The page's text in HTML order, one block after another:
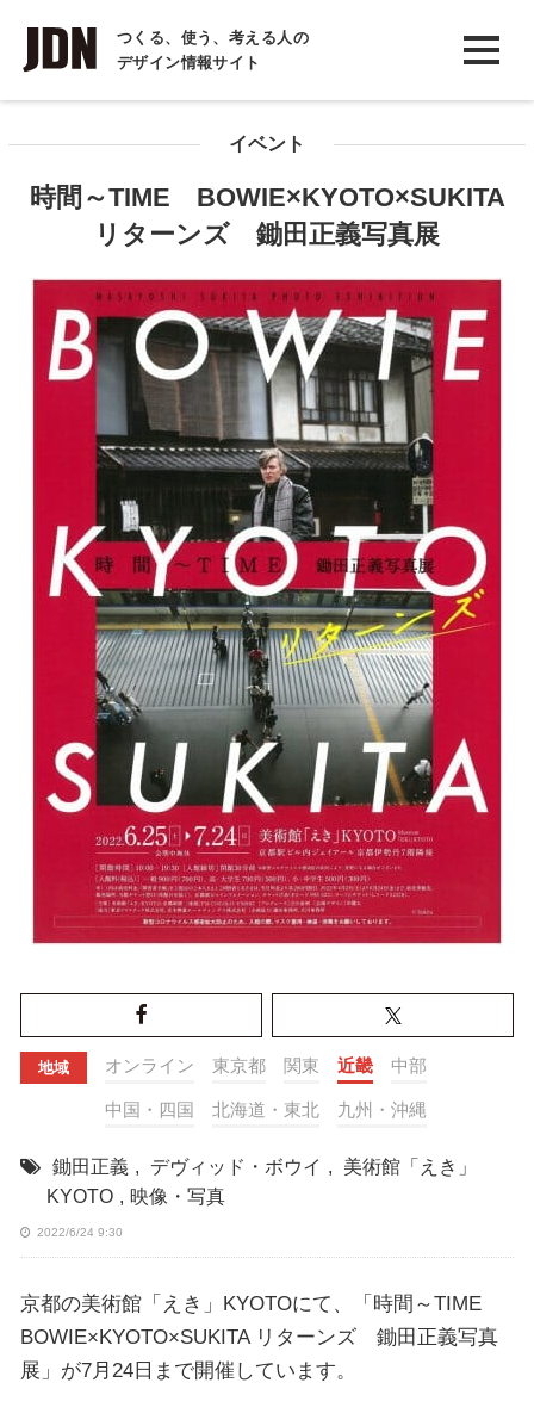
つくる、使う、考える人の
デザイン情報サイト
INTERVIEW
インタビュー
COLUMN
イベント
時間～TIME BOWIE×KYOTO×SUKITA
リターンズ 鋤田正義写真展
地域 オンライン 東京都 関東 近畿 中部
中国・四国 北海道・東北 九州・沖縄
鋤田正義 , デヴィッド・ボウイ ,
美術館「えき」
KYOTO , 映像・写真
2022/6/24 9:30
京都の美術館「えき」KYOTOにて、「時間～TIME
BOWIE×KYOTO×SUKITA リターンズ 鋤田正義写真
展」が7月24日まで開催しています。